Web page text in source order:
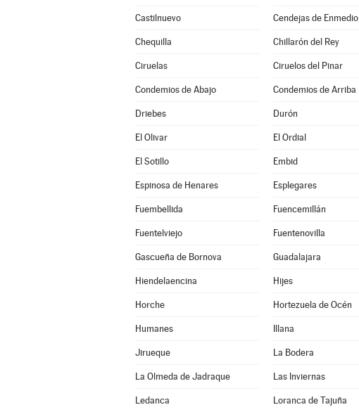
Castilnuevo Cendejas de Enmedio
Chequilla Chillarón del Rey
Ciruelas Ciruelos del Pinar
Condemios de Abajo Condemios de Arriba
Driebes Durón
El Olivar El Ordial
El Sotillo Embid
Espinosa de Henares Esplegares
Fuembellida Fuencemillán
Fuentelviejo Fuentenovilla
Gascueña de Bornova Guadalajara
Hiendelaencina Hijes
Horche Hortezuela de Océn
Humanes Illana
Jirueque La Bodera
La Olmeda de Jadraque Las Inviernas
Ledanca Loranca de Tajuña